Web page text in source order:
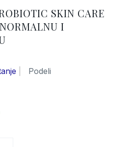
SKIN CARE
I
Podeli